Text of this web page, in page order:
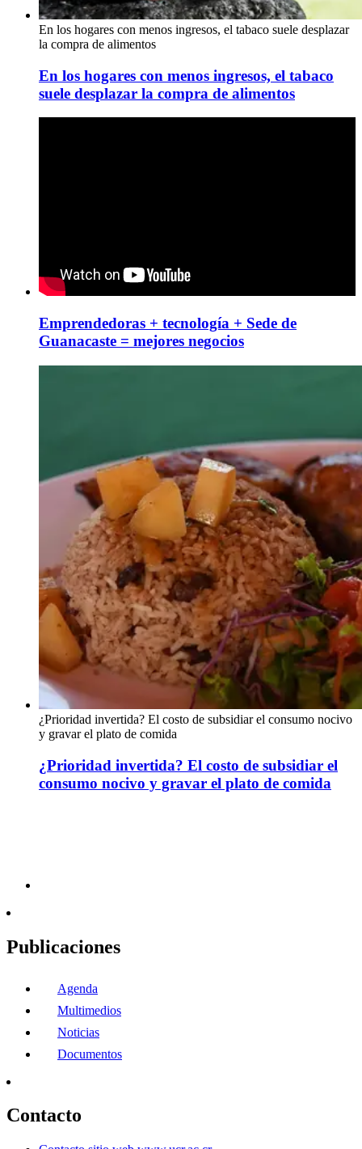
En los hogares con menos ingresos, el tabaco suele desplazar
la compra de alimentos
En los hogares con menos ingresos, el tabaco
suele desplazar la compra de alimentos
Emprendedoras + tecnología + Sede de
Guanacaste = mejores negocios
¿Prioridad invertida? El costo de subsidiar el consumo nocivo
y gravar el plato de comida
¿Prioridad invertida? El costo de subsidiar el
consumo nocivo y gravar el plato de comida
Publicaciones
Agenda
Multimedios
Noticias
Documentos
Contacto